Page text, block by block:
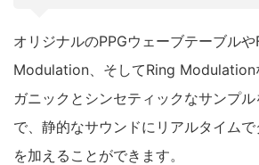
オリジナルのPPGウェーブテーブル
Modulation、そしてRing Modulation
ガニックとシンセティックなサンプ
で、静的なサウンドにリアルタイム
を加えることができます。